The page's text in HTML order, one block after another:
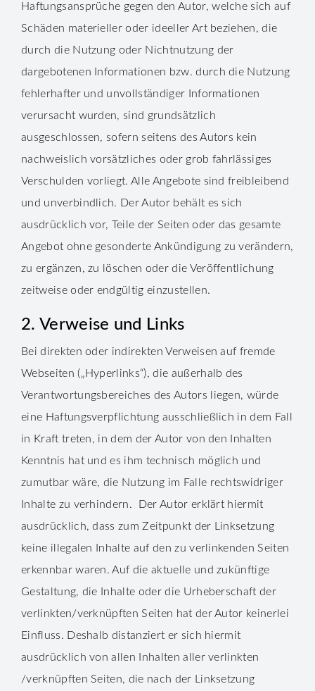
Haftungsansprüche gegen den Autor, welche sich auf
Schäden materieller oder ideeller Art beziehen, die
durch die Nutzung oder Nichtnutzung der
dargebotenen Informationen bzw. durch die Nutzung
fehlerhafter und unvollständiger Informationen
verursacht wurden, sind grundsätzlich
ausgeschlossen, sofern seitens des Autors kein
nachweislich vorsätzliches oder grob fahrlässiges
Verschulden vorliegt. Alle Angebote sind freibleibend
und unverbindlich. Der Autor behält es sich
ausdrücklich vor, Teile der Seiten oder das gesamte
Angebot ohne gesonderte Ankündigung zu verändern,
zu ergänzen, zu löschen oder die Veröffentlichung
zeitweise oder endgültig einzustellen.
2. Verweise und Links
Bei direkten oder indirekten Verweisen auf fremde
Webseiten („Hyperlinks“), die außerhalb des
Verantwortungsbereiches des Autors liegen, würde
eine Haftungsverpflichtung ausschließlich in dem Fall
in Kraft treten, in dem der Autor von den Inhalten
Kenntnis hat und es ihm technisch möglich und
zumutbar wäre, die Nutzung im Falle rechtswidriger
Inhalte zu verhindern. Der Autor erklärt hiermit
ausdrücklich, dass zum Zeitpunkt der Linksetzung
keine illegalen Inhalte auf den zu verlinkenden Seiten
erkennbar waren. Auf die aktuelle und zukünftige
Gestaltung, die Inhalte oder die Urheberschaft der
verlinkten/verknüpften Seiten hat der Autor keinerlei
Einfluss. Deshalb distanziert er sich hiermit
ausdrücklich von allen Inhalten aller verlinkten
/verknüpften Seiten, die nach der Linksetzung